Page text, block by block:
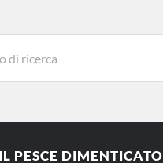
IL PESCE DIMENTICATO